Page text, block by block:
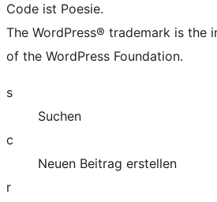
Code ist Poesie.
The WordPress® trademark is the
of the WordPress Foundation.
s
Suchen
c
Neuen Beitrag erstellen
r